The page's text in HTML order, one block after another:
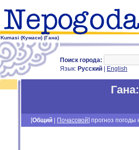
Kumasi (Кумаси) (Гана)
Поиск города:
Язык: Русский English
Гана
[Общий Почасовой] прогноз погоды